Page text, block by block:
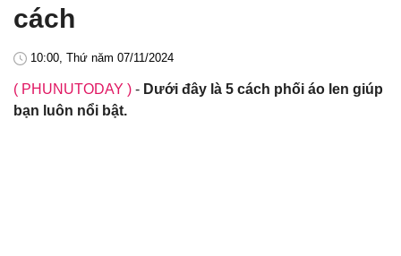
cách
10:00, Thứ năm 07/11/2024
( PHUNUTODAY ) - Dưới đây là 5 cách phối áo len giúp
bạn luôn nổi bật.